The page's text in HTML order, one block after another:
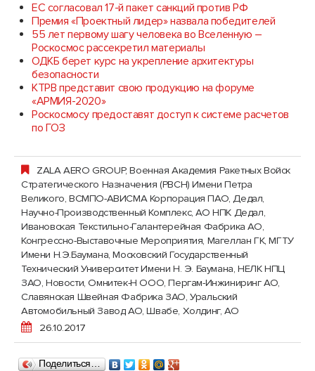
ЕС согласовал 17-й пакет санкций против РФ
Премия «Проектный лидер» назвала победителей
55 лет первому шагу человека во Вселенную –
Роскосмос рассекретил материалы
ОДКБ берет курс на укрепление архитектуры
безопасности
КТРВ представит свою продукцию на форуме
«АРМИЯ-2020»
Роскосмосу предоставят доступ к системе расчетов
по ГОЗ
ZALA AERO GROUP,Военная Академия Ракетных Войск
Стратегического Назначения (РВСН) Имени Петра
Великого,ВСМПО-АВИСМА Корпорация ПАО,Дедал,
Научно-Производственный Комплекс, АО НПК Дедал,
Ивановская Текстильно-Галантерейная Фабрика АО,
Конгрессно-Выставочные Мероприятия, Магеллан ГК,МГТУ
Имени Н.Э.Баумана, Московский Государственный
Технический Университет Имени Н. Э. Баумана,НЕЛК НПЦ
ЗАО,Новости,Омнитек-Н ООО,Пергам-Инжиниринг АО,
Славянская Швейная Фабрика ЗАО,Уральский
Автомобильный Завод АО,Швабе, Холдинг, АО
26.10.2017
Поделиться…